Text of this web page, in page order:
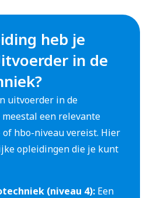
heb je
in de
uitvoerder in de
een relevante
hbo-niveau vereist. Hier
opleidingen die je kunt
(niveau 4): Een